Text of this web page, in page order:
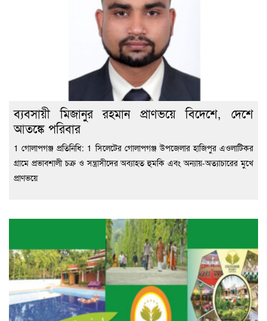
ব্যবসায়ী মিজানুর রহমান প্রাণভয়ে বিদেশে, দেশে
আতঙ্কে পরিবার
1 গোলাপগঞ্জ প্রতিনিধি: 1 সিলেটের গোলাপগঞ্জ উপজেলার হাজিপুর এওলাটিকর
গ্রামে প্রভাবশালী চক্র ও সন্ত্রাসীদের অব্যাহত হুমকি এবং অন্যায়-অত্যাচারের মুখে
প্রাণভয়ে